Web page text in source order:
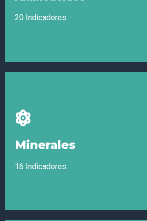
20 Indicadores
Tirosina, Histidina, Isoleucina, Leucina,
Asparagina, Ácido aspártico, Cisteína,
Minerales
16 Indicadores